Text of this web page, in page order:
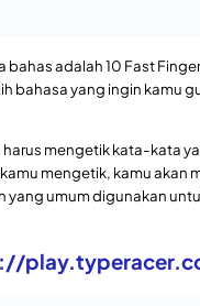
Jasa Blog Gratis
dengan
)